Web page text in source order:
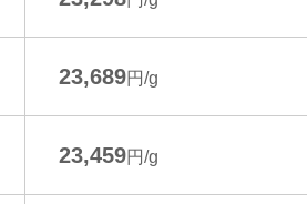
23,689円/g
23,459円/g